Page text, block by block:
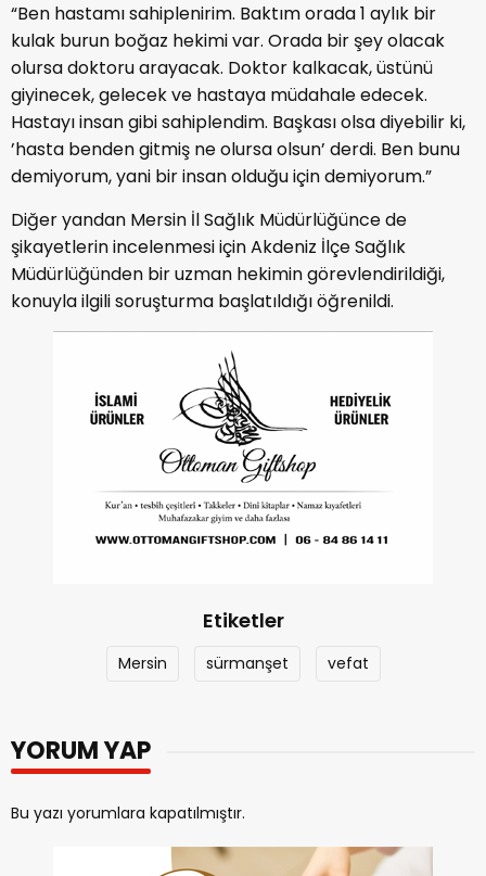
“Ben hastamı sahiplenirim. Baktım orada 1 aylık bir
kulak burun boğaz hekimi var. Orada bir şey olacak
olursa doktoru arayacak. Doktor kalkacak, üstünü
giyinecek, gelecek ve hastaya müdahale edecek.
Hastayı insan gibi sahiplendim. Başkası olsa diyebilir ki,
’hasta benden gitmiş ne olursa olsun’ derdi. Ben bunu
demiyorum, yani bir insan olduğu için demiyorum.”
Diğer yandan Mersin İl Sağlık Müdürlüğünce de
şikayetlerin incelenmesi için Akdeniz İlçe Sağlık
Müdürlüğünden bir uzman hekimin görevlendirildiği,
konuyla ilgili soruşturma başlatıldığı öğrenildi.
Etiketler
Mersin sürmanşet vefat
YORUM YAP
Bu yazı yorumlara kapatılmıştır.